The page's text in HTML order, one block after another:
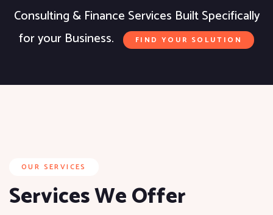
Consulting & Finance Services Built Specifically
for your Business.
FIND YOUR SOLUTION
OUR SERVICES
Services We Offer